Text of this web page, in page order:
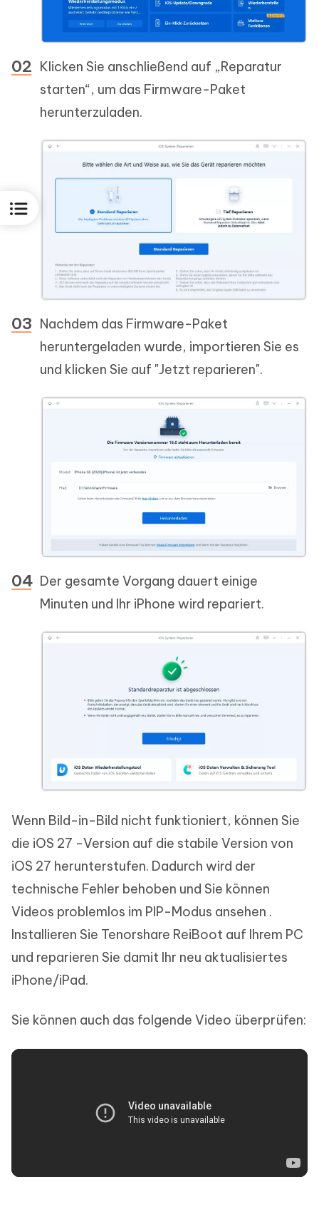
Klicken Sie anschließend auf „Reparatur
starten“, um das Firmware-Paket
herunterzuladen.
Nachdem das Firmware-Paket
heruntergeladen wurde, importieren Sie es
und klicken Sie auf "Jetzt reparieren".
Der gesamte Vorgang dauert einige
Minuten und Ihr iPhone wird repariert.
Wenn Bild-in-Bild nicht funktioniert, können Sie
die iOS 27 -Version auf die stabile Version von
iOS 27 herunterstufen. Dadurch wird der
technische Fehler behoben und Sie können
Videos problemlos im PIP-Modus ansehen .
Installieren Sie Tenorshare ReiBoot auf Ihrem PC
und reparieren Sie damit Ihr neu aktualisiertes
iPhone/iPad.
Sie können auch das folgende Video überprüfen: